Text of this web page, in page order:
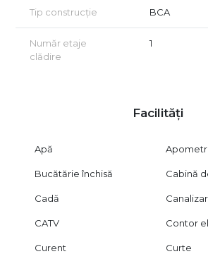
Tip construcție BCA
Număr etaje
clădire
1
Facilități
Apă
Bucătărie închisă Cabină
Cadă
CATV Contor
Curent Curte